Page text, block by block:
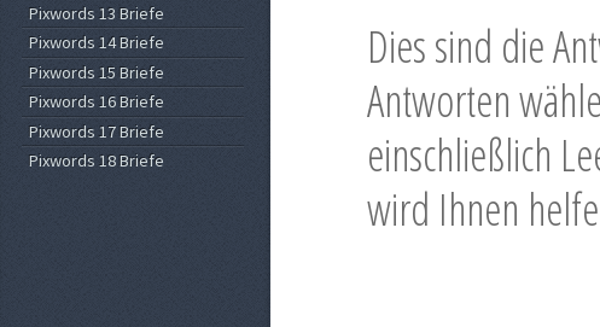
Dies sind die
Antworten
einschließlich
wird Ihnen
Pixwords 13 Briefe
Pixwords 14 Briefe
Pixwords 15 Briefe
Pixwords 16 Briefe
Pixwords 17 Briefe
Pixwords 18 Briefe